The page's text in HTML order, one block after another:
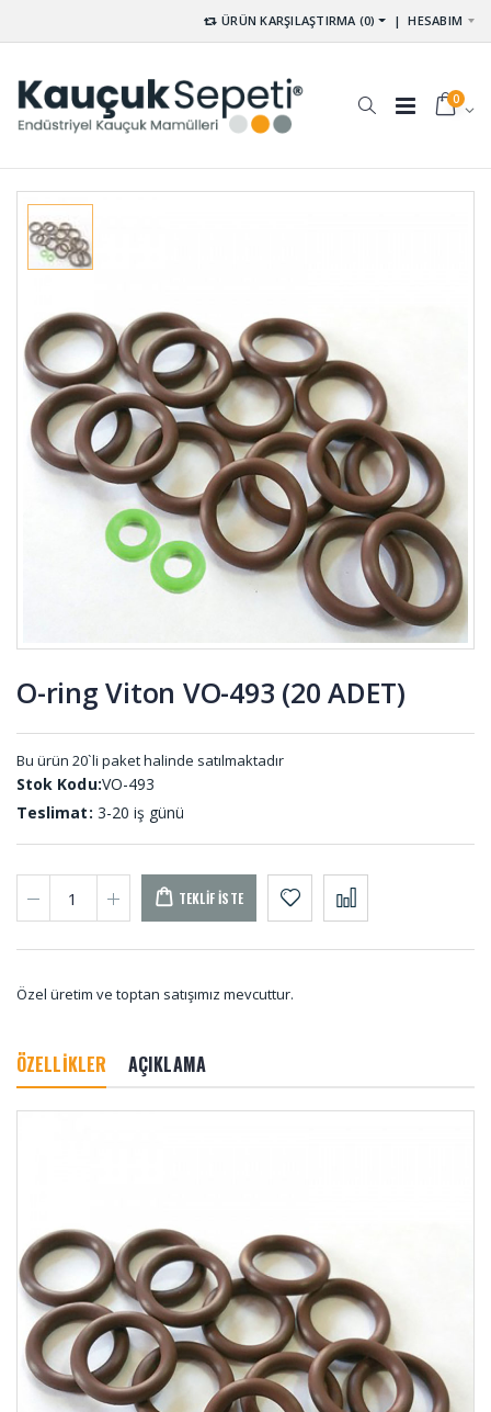
ÜRÜN KARŞILAŞTIRMA (0) |HESABIM
0
O-ring Viton VO-493 (20 ADET)
Bu ürün 20`li paket halinde satılmaktadır
Stok Kodu:VO-493
Teslimat: 3-20 iş günü
TEKLIF İSTE
Özel üretim ve toptan satışımız mevcuttur.
ÖZELLİKLER AÇIKLAMA
Silindirik
Dolu
Takozlar
DT-001
Lastikleri
GE-001 (20
ADET)
Kare Dolu
Kauçuk
Profil DS-
001 (10
METRE)
Vakum
Ayaklı
Titreşim
Takozları
Lastiği DV-